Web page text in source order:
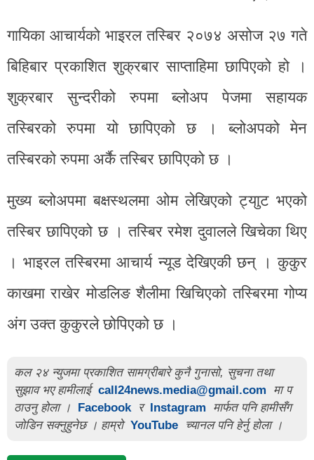
गायिका आचार्यको भाइरल तस्बिर २०७४ असोज २७ गते
बिहिबार प्रकाशित शुक्रबार साप्ताहिमा छापिएको हो ।
शुक्रबार सुन्दरीको रुपमा ब्लोअप पेजमा सहायक
तस्बिरको रुपमा यो छापिएको छ । ब्लोअपको मेन
तस्बिरको रुपमा अर्कै तस्बिर छापिएको छ ।
मुख्य ब्लोअपमा बक्षस्थलमा ओम लेखिएको ट्याुट भएको
तस्बिर छापिएको छ । तस्बिर रमेश दुवालले खिचेका थिए
। भाइरल तस्बिरमा आचार्य न्यूड देखिएकी छन् । कुकुर
काखमा राखेर मोडलिङ शैलीमा खिचिएको तस्बिरमा गोप्य
अंग उक्त कुकुरले छोपिएको छ ।
कल २४ न्युजमा प्रकाशित सामग्रीबारे कुनै गुनासो, सुचना तथा
सुझाव भए हामीलाई call24news.media@gmail.com
मा प
ठाउनु होला ।
Facebook र Instagram
मार्फत पनि हामीसँग
जोडिन सक्नुहुनेछ । हाम्रो YouTube च्यानल पनि हेर्नु होला ।